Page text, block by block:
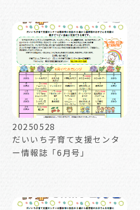
20250528
だいいち子育て支援センタ
ー情報誌「6月号」